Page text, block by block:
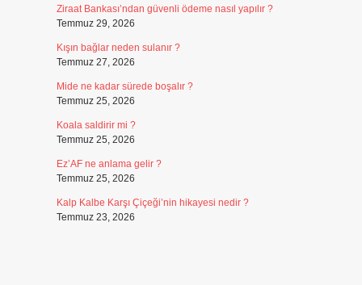
Ziraat Bankası’ndan güvenli ödeme nasıl yapılır ?
Temmuz 29, 2026
Kışın bağlar neden sulanır ?
Temmuz 27, 2026
Mide ne kadar sürede boşalır ?
Temmuz 25, 2026
Koala saldirir mi ?
Temmuz 25, 2026
Ez’AF ne anlama gelir ?
Temmuz 25, 2026
Kalp Kalbe Karşı Çiçeği’nin hikayesi nedir ?
Temmuz 23, 2026